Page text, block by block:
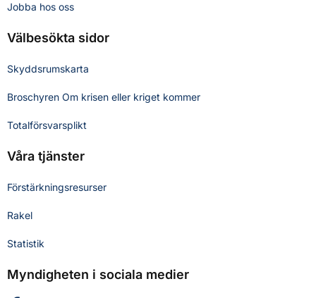
Jobba hos oss
Välbesökta sidor
Skyddsrumskarta
Broschyren Om krisen eller kriget kommer
Totalförsvarsplikt
Våra tjänster
Förstärkningsresurser
Rakel
Statistik
Myndigheten i sociala medier